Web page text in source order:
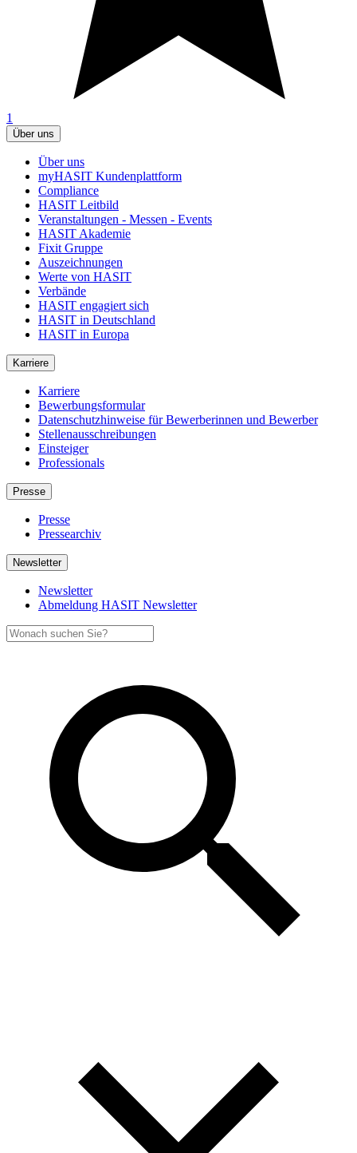
1
Über uns
Über uns
myHASIT Kundenplattform
Compliance
HASIT Leitbild
Veranstaltungen - Messen - Events
HASIT Akademie
Fixit Gruppe
Auszeichnungen
Werte von HASIT
Verbände
HASIT engagiert sich
HASIT in Deutschland
HASIT in Europa
Karriere
Karriere
Bewerbungsformular
Datenschutzhinweise für Bewerberinnen und Bewerber
Stellenausschreibungen
Einsteiger
Professionals
Presse
Presse
Pressearchiv
Newsletter
Newsletter
Abmeldung HASIT Newsletter